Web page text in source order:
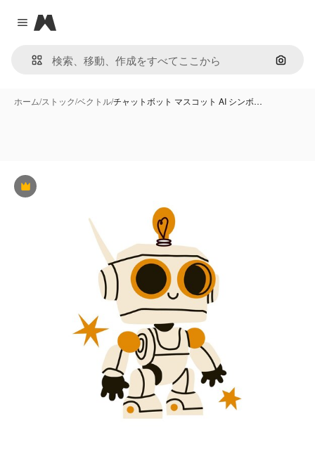
Close menu
Magnific
画像で
ホーム/ストック/ベクトル/チャットボット マスコット AI シンボ…
Premium